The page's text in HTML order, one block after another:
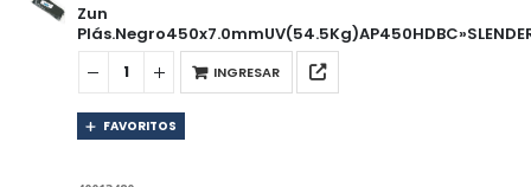
Zun
INGRESAR
FAVORITOS